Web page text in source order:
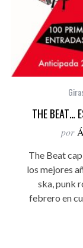
THE BEAT…
por
The Beat
los mejores
ska, punk
febrero en